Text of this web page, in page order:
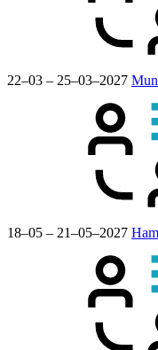
22–03 – 25–03–2027
18–05 – 21–05–2027